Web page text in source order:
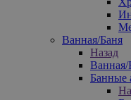
Ванная/Баня
Назад
Ванная/
Банные